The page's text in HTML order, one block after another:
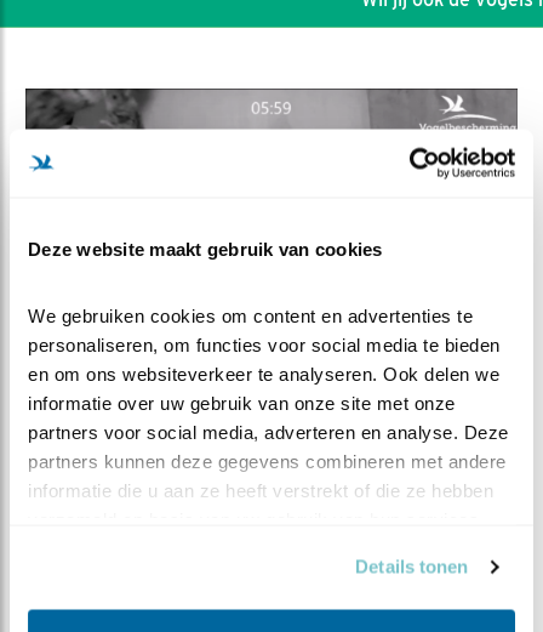
Deze website maakt gebruik van cookies
We gebruiken cookies om content en advertenties te
personaliseren, om functies voor social media te bieden
en om ons websiteverkeer te analyseren. Ook delen we
informatie over uw gebruik van onze site met onze
partners voor social media, adverteren en analyse. Deze
partners kunnen deze gegevens combineren met andere
informatie die u aan ze heeft verstrekt of die ze hebben
Details tonen
DEEL DIT FILMPJE
Tel maar mee
Vannacht heeft man bosuil het heel druk. Er zijn